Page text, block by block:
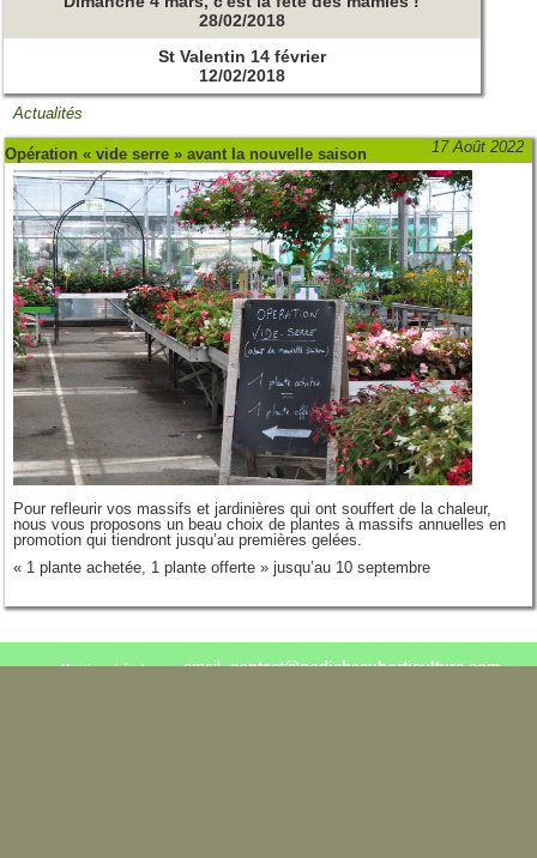
28/02/2018
St Valentin 14 février
12/02/2018
Actualités
17 Août 2022
Opération « vide serre » avant la nouvelle saison
Pour refleurir vos massifs et jardinières qui ont souffert de la chaleur,
nous vous proposons un beau choix de plantes à massifs annuelles en
promotion qui tiendront jusqu’au premières gelées.
« 1 plante achetée, 1 plante offerte » jusqu’au 10 septembre
Mentions Légales email.contact@godicheauhorticulture.com